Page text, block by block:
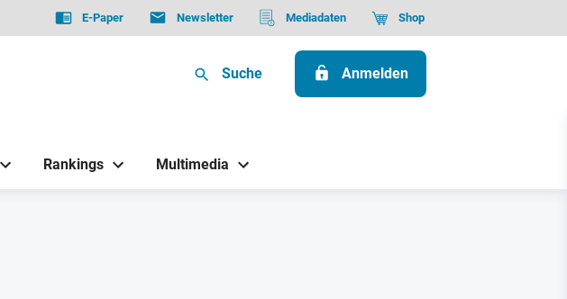
E-Paper Newsletter Mediadaten Shop
Suche Anmelden
Rankings Multimedia